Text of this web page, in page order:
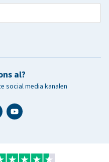
al?
social media kanalen